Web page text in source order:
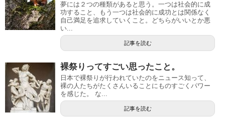
夢には２つの種類があると思う。一つは社会的に成
功すること、もう一つは社会的に成功とは関係なく
自己満足を追求していくこと。どちらがいいとか悪
い...
記事を読む
裸祭りってすごい思ったこと。
日本で裸祭りが行われていたのをニュース知って、
裸の人たちがたくさんいることにものすごくパワー
を感じた。 な...
記事を読む